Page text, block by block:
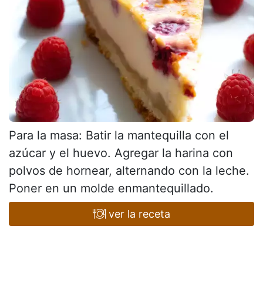
Para la masa: Batir la mantequilla con el
azúcar y el huevo. Agregar la harina con
polvos de hornear, alternando con la leche.
Poner en un molde enmantequillado.
ver la receta